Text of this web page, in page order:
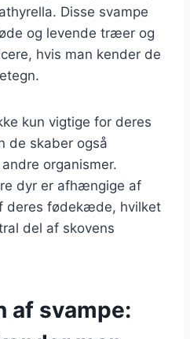
Disse svampe
og levende træer og
hvis man kender de
kun vigtige for deres
de skaber også
organismer.
dyr er afhængige af
deres fødekæde, hvilket
del af skovens
af svampe: